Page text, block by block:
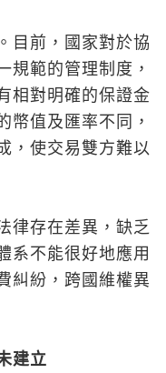
目前，國家對於協
規範的管理制度，
相對明確的保證金
幣值及匯率不同，
，使交易雙方難以
律存在差異，缺乏
系不能很好地應用
糾紛，跨國維權異
建立